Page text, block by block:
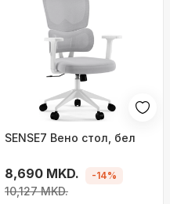
SENSE7 Вено стол, бел
8,690 MKD.
10,127 MKD.
-14%